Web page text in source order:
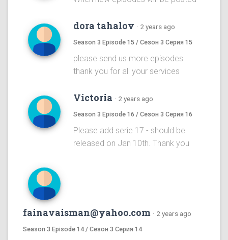
dora tahalov · 2 years ago
Season 3 Episode 15 / Сезон 3 Серия 15
please send us more episodes
thank you for all your services
Victoria · 2 years ago
Season 3 Episode 16 / Сезон 3 Серия 16
Please add serie 17 - should be
released on Jan 10th. Thank you
fainavaisman@yahoo.com · 2 years ago
Season 3 Episode 14 / Сезон 3 Серия 14